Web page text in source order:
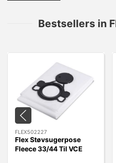
Bestsellers in
FLEX502227
Flex Støvsugerpose
Fleece 33/44 Til VCE